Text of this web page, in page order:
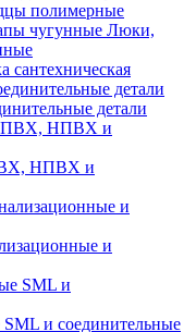
полимерные
Люки,
сантехническая
детали
НПВХ и
и
и соединительные